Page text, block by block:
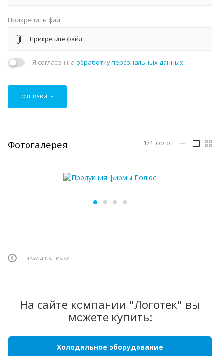
Прикрепить фай
Прикрепите файл
Я согласен на обработку персональных данных
ОТПРАВИТЬ
Фотогалерея 1/4 фото —
НАЗАД К СПИСКУ
На сайте компании "Логотек" вы
можете купить:
Холодильное оборудование